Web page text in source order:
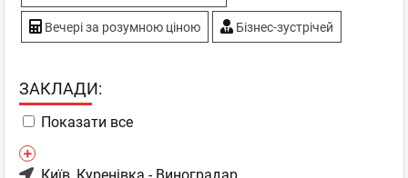
Вечері за розумною ціною Бізнес-зустрічей
ЗАКЛАДИ:
Показати все